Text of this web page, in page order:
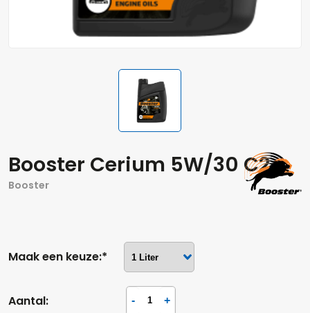
Booster Cerium 5W/30 C2
Booster
Maak een keuze:*
Aantal: